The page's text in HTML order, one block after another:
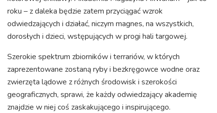
roku – z daleka będzie zatem przyciągać wzrok
odwiedzających i działać, niczym magnes, na wszystkich,
dorosłych i dzieci, wstępujących w progi hali targowej.
Szerokie spektrum zbiorników i terrariów, w których
zaprezentowane zostaną ryby i bezkręgowce wodne oraz
zwierzęta lądowe z różnych środowisk i szerokości
geograficznych, sprawi, że każdy odwiedzający akademię
znajdzie w niej coś zaskakującego i inspirującego.